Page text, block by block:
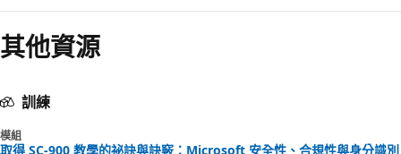
模
已
停
其他資源
訓練
模組
取得 SC-900 教學的祕訣與訣竅：Microsoft 安全性、合規性與身分識別